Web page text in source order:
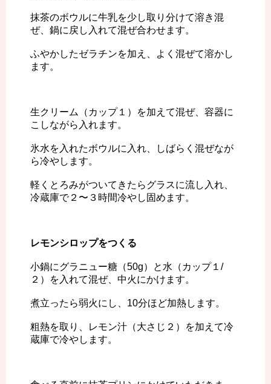
抹茶のボウルに牛乳を少し取り分けて溶き混
ぜ、鍋に戻し入れて混ぜ合わせます。
ふやかしたゼラチンを加え、よく混ぜて溶かし
ます。
生クリーム（カップ１）を加えて混ぜ、容器に
こしながら入れます。
氷水を入れたボウルに入れ、しばらく混ぜなが
ら冷やします。
軽くとろみがついてきたらグラスに流し入れ、
冷蔵庫で２〜３時間冷やし固めます。
レモンシロップをつくる
小鍋にグラニュー糖（50g）と水（カップ１/
２）を入れて混ぜ、中火にかけます。
煮立ったら弱火にし、10分ほど加熱します。
粗熱を取り、レモン汁（大さじ２）を加えて冷
蔵庫で冷やします。